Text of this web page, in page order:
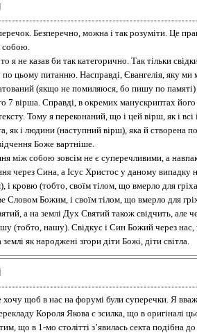
Безперечно, можна і так розуміти. Це
собою.
я не казав би так категорично. Так тільки
цьому питанню. Насправді, Євангелія, яку ми
(якщо не помиляюся, бо пишу по
7 вірша. Справді, в окремих манускриптах
Тому я переконаний, що і цей вірш, як і
як і людини (наступний вірш), яка й створена
Боже вартніше.
між собою зовсім не є суперечливими, а
через Сина, а Ісус Христос у даному
(тобто, своїм тілом, що вмерло для
Божим, і своїм тілом, що вмерло для
а на землі Дух Святий також свідчить,
(тобто, нашу). Свідкує і Син Божий через
як народжені згори діти Божі, діти світла.
щоб в нас на форумі були суперечки. Я
Короля Якова є зсилка, що в
що в 1-мо столітті з’явилась секта подібна